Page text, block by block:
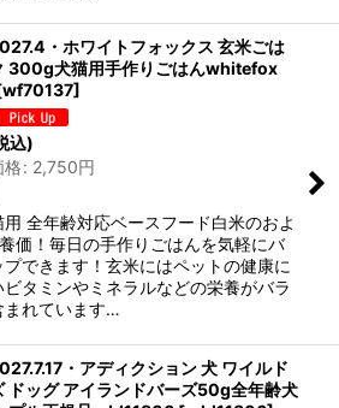
・ホワイトフォックス 玄米ごは
300g犬猫用手作りごはんwhitefox
wf70137]
込)
格: 2,750円
全年齢対応ベースフード白米のおよ
価！毎日の手作りごはんを気軽にバ
プできます！玄米にはペットの健康に
ビタミンやミネラルなどの栄養がバラ
まれています…
・アディクション 犬 ワイルド
ドッグ アイランドバーズ50g全年齢犬